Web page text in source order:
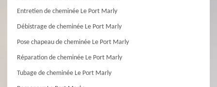
Entretien de cheminée Le Port Marly
Débistrage de cheminée Le Port Marly
Pose chapeau de cheminée Le Port Marly
Réparation de cheminée Le Port Marly
Tubage de cheminée Le Port Marly